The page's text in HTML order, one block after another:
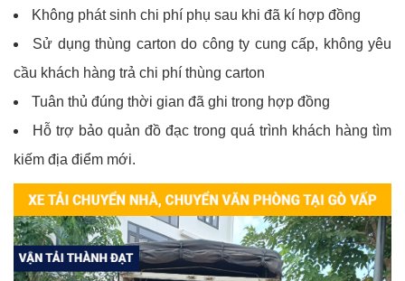
Không phát sinh chi phí phụ sau khi đã kí hợp đồng
Sử dụng thùng carton do công ty cung cấp, không yêu
cầu khách hàng trả chi phí thùng carton
Tuân thủ đúng thời gian đã ghi trong hợp đồng
Hỗ trợ bảo quản đồ đạc trong quá trình khách hàng tìm
kiếm địa điểm mới.